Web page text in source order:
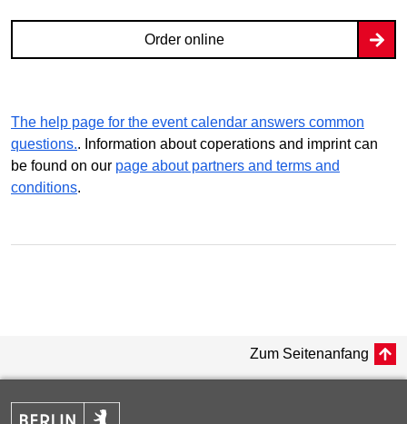
Order online
The help page for the event calendar answers common
questions.. Information about coperations and imprint can
be found on our page about partners and terms and
conditions.
Zum Seitenanfang